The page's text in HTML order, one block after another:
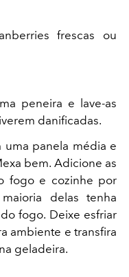
frescas ou
peneira e lave-as
danificadas.
uma panela média e
bem. Adicione as
fogo e cozinhe por
delas tenha
fogo. Deixe esfriar
ambiente e transfira
geladeira.